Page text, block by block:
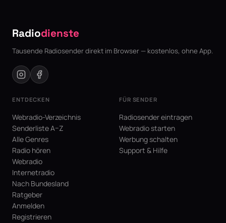
Radiodienste
Tausende Radiosender direkt im Browser — kostenlos, ohne App.
ENTDECKEN
Webradio-Verzeichnis
Senderliste A–Z
Alle Genres
Radio hören
Webradio
Internetradio
Nach Bundesland
Ratgeber
Anmelden
Registrieren
FÜR SENDER
Radiosender eintragen
Webradio starten
Werbung schalten
Support & Hilfe